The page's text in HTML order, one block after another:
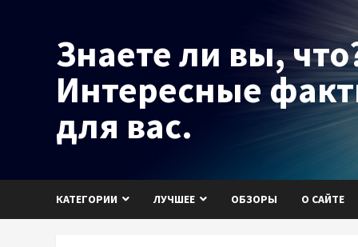
Знаете ли вы,
Интересные
для вас.
КАТЕГОРИИ ЛУЧШЕЕ ОБЗОРЫ О САЙТЕ